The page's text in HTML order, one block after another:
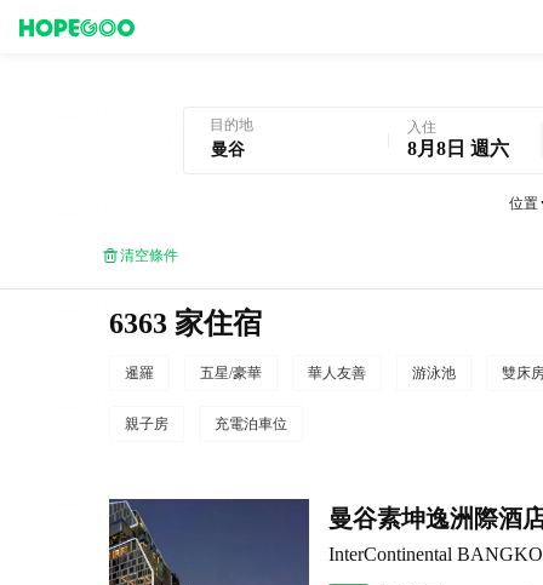
目的地 入住
8月8日 週六
位置
清空條件
6363 家住宿
暹羅 五星/豪華 華人友善 游泳池 雙床
親子房 充電泊車位
曼谷素坤逸洲際酒
InterContinental